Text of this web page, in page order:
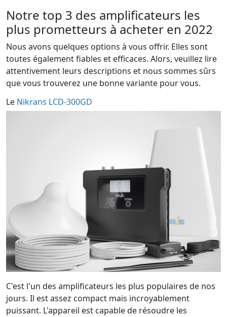
Notre top 3 des amplificateurs les
plus prometteurs à acheter en 2022
Nous avons quelques options à vous offrir. Elles sont
toutes également fiables et efficaces. Alors, veuillez lire
attentivement leurs descriptions et nous sommes sûrs
que vous trouverez une bonne variante pour vous.
Le Nikrans LCD-300GD
C'est l'un des amplificateurs les plus populaires de nos
jours. Il est assez compact mais incroyablement
puissant. L'appareil est capable de résoudre les